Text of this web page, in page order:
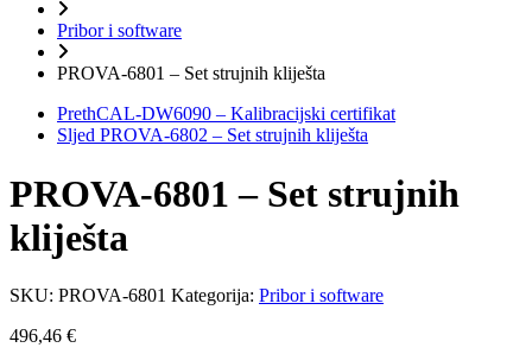
Pribor i software
PROVA-6801 – Set strujnih kliješta
PrethCAL-DW6090 – Kalibracijski certifikat
Sljed PROVA-6802 – Set strujnih kliješta
PROVA-6801 – Set strujnih
kliješta
SKU: PROVA-6801 Kategorija: Pribor i software
496,46 €